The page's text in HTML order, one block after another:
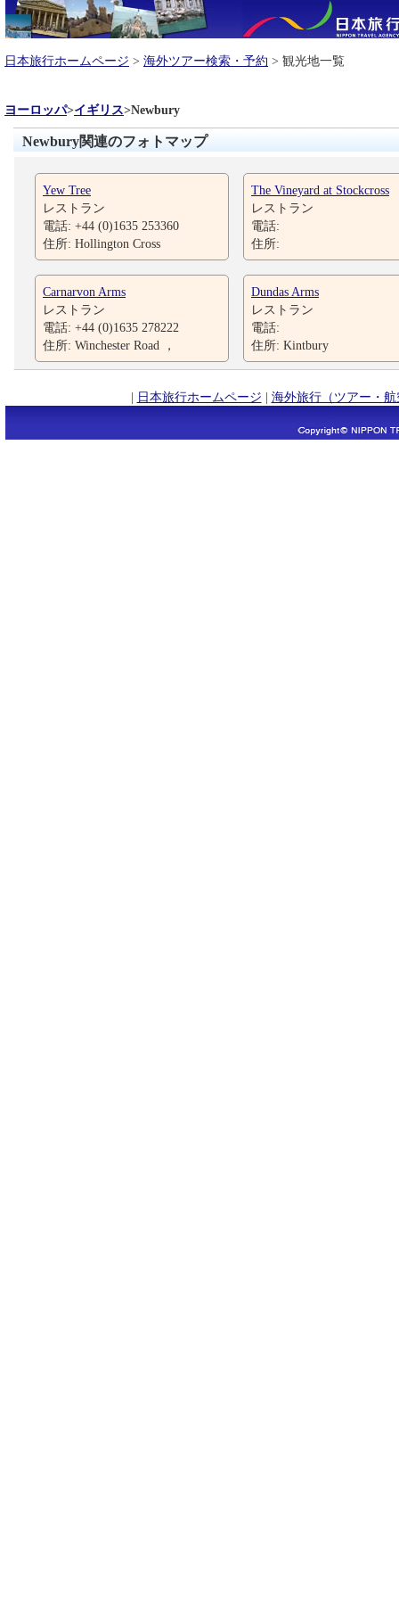
日本旅行ホームページ > 海外ツアー検索・予約 > 観光地一覧
ヨーロッパ>イギリス>Newbury
Newbury関連のフォトマップ
Yew Tree
レストラン
電話: +44 (0)1635 253360
住所: Hollington Cross
The Vineyard at Stockcross
レストラン
電話:
住所:
Carnarvon Arms
レストラン
電話: +44 (0)1635 278222
住所: Winchester Road ，
Dundas Arms
レストラン
電話:
住所: Kintbury
| 日本旅行ホームページ | 海外旅行（ツアー・航